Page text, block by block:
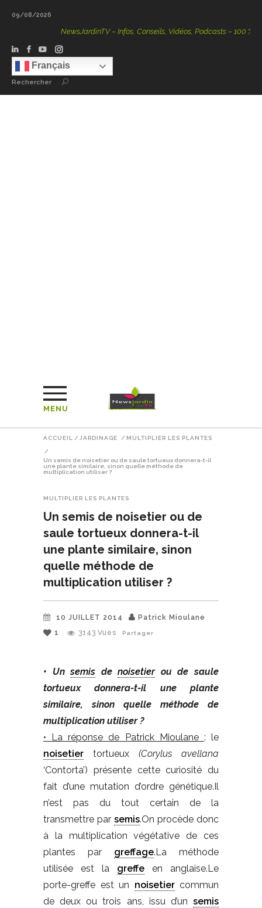
09/08/2026
NewsJardinTV – Infos, Conseils, Vidéos, Podcasts – 100 % Nature
Français
Rechercher
MENU
ACCUEIL / JARDINAGE / MULTIPLIER LES PLANTES
/
Un semis de noisetier ou de saule tortueux donnera-t-il
une plante similaire, sinon quelle méthode de
multiplication utiliser ?
MULTIPLIER LES PLANTES
Un semis de noisetier ou de
saule tortueux donnera-t-il
une plante similaire, sinon
quelle méthode de
multiplication utiliser ?
10 JUILLET 2014
Patrick Mioulane
1
3143 Vues Partager
• Unsemis denoisetierou de saule
tortueux donnera-t-il une plante
similaire, sinon quelle méthode de
multiplication utiliser ?
• La réponse de Patrick Mioulane : le
noisetier tortueux (Corylus avellana
‘Contorta’) présente cette curiosité du
fait d’une mutation d’ordre génétique.Il
n’est pas du tout certain de la
transmettre par semis.On procède donc
à la multiplication végétative de ces
plantes par greffage.La méthode
utilisée est la greffe en anglaise.Le
porte-greffe est un noisetiercommun
de deux ou trois ans, issu d’un semis